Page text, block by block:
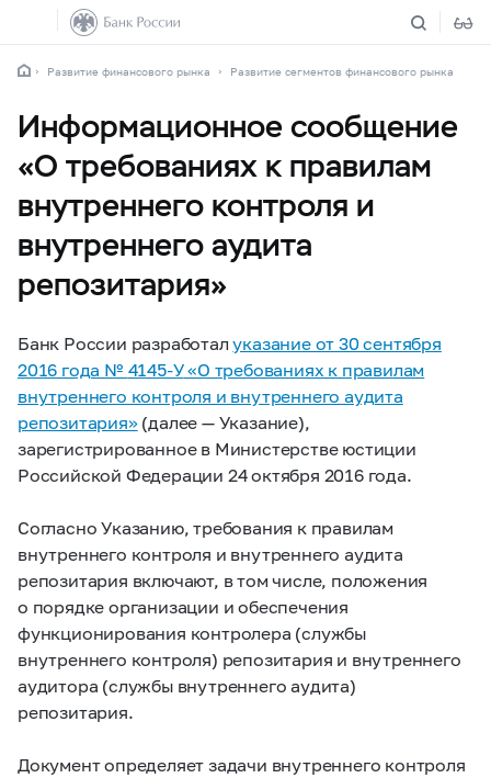
Развитие финансового рынка Развитие сегментов финансового рынка
Информационное сообщение
«О требованиях к правилам
внутреннего контроля и
внутреннего аудита
репозитария»
Банк России разработалуказание от 30 сентября
2016 года № 4145-У«О требованиях к правилам
внутреннего контроля и внутреннего аудита
репозитария»(далее — Указание),
зарегистрированное в Министерстве юстиции
Российской Федерации 24 октября 2016 года.
Согласно Указанию, требования к правилам
внутреннего контроля и внутреннего аудита
репозитария включают, в том числе, положения
о порядке организации и обеспечения
функционирования контролера (службы
внутреннего контроля) репозитария и внутреннего
аудитора (службы внутреннего аудита)
репозитария.
Документ определяет задачи внутреннего контроля